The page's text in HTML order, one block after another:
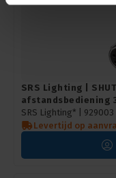
SRS Lighting |
afstandsbediening
SRS Lighting* | 929003
Levertijd op